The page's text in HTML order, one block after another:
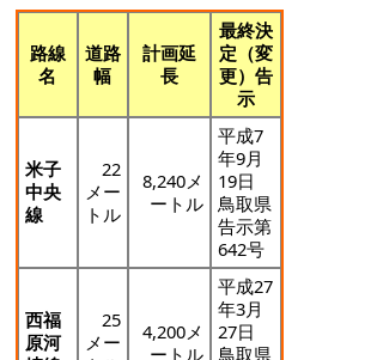
路線
名
道路
幅
計画延
長
最終決
定（変
更）告
示
米子
中央
線
22
メー
トル
8,240メ
ートル
平成7
年9月
19日
鳥取県
告示第
642号
西福
原河
25
メー
4,200メ
ートル
平成27
年3月
27日
鳥取県